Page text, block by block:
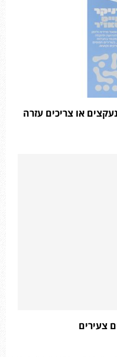
או צריכים עזרה
צעירים